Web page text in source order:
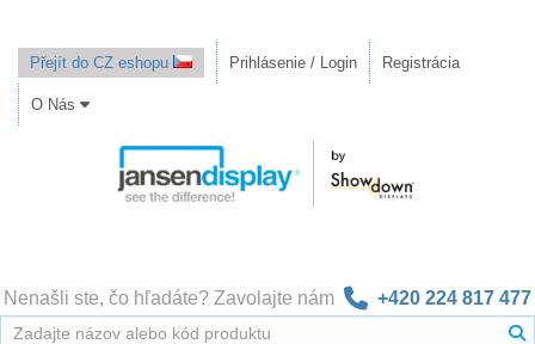
Přejít do CZ eshopu Prihlásenie / Login Registrácia
O Nás
Nenašli ste, čo hľadáte? Zavolajte nám +420 224 817 477